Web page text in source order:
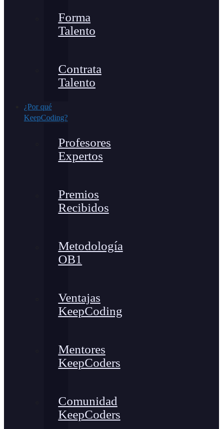
Forma
Talento
Contrata
Talento
¿Por qué
KeepCoding?
Profesores
Expertos
Premios
Recibidos
Metodología
OB1
Ventajas
KeepCoding
Mentores
KeepCoders
Comunidad
KeepCoders